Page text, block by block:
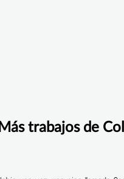
Más trabajos de